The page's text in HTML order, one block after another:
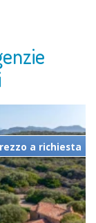
a richiesta